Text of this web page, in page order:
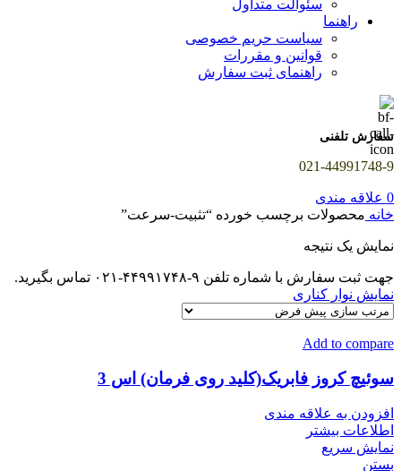
سئوالت متداول
راهنما
سیاست حریم خصوصی
قوانین و مقررات
راهنمای ثبت سفارش
سفارش تلفنی
021-44991748-9
0 علاقه مندی
خانه محصولات برچسب خورده “تثبیت-سرعت”
نمایش یک نتیجه
جهت ثبت سفارش با شماره تلفن ۹-۴۴۹۹۱۷۴۸-۰۲۱ تماس بگیرید.
نمایش نوار کناری
Add to compare
سوئیچ کروز فابریک(کلید روی فرمان) اس 3
افزودن به علاقه مندی
اطلاعات بیشتر
نمایش سریع
بستن